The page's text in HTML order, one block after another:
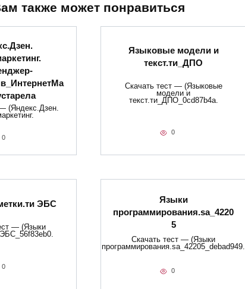
также может понравиться
(Яндекс.Дзен.
0
Языковые модели и
текст.ти_ДПО
Скачать тест — (Языковые
модели и
текст.ти_ДПО_0cd87b4a.
0
ЭБС
— (Языки
0
Языки
программирования.sa_4220
5
Скачать тест — (Языки
программирования.sa_42205_debad949.
0